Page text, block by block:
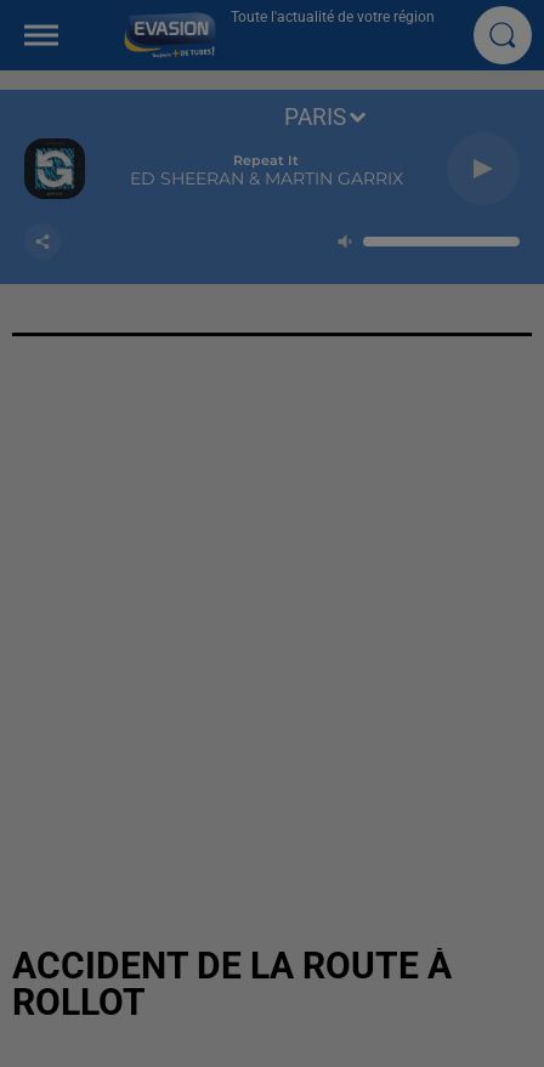
Toute l'actualité de votre région
Repeat It
ED SHEERAN & MARTIN GARRIX
PARIS
ACCIDENT DE LA ROUTE À
ROLLOT